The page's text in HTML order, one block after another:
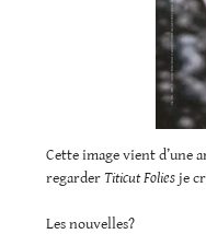
Cette image vient d’une
regarderTiticut Foliesje
Les nouvelles?